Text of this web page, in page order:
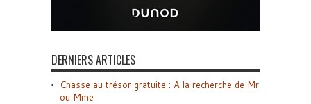
DERNIERS ARTICLES
Chasse au trésor gratuite : A la recherche de Mr
ou Mme